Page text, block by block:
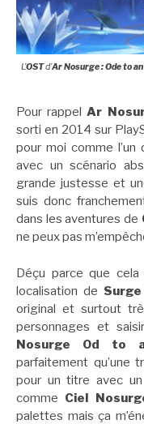
L’OSTd’Ar Nosurge : Ode to
Pour rappelAr
sorti en 2014 sur
pour moi comme
avec un scénario
grande justesse et
suis donc
dans les aventures de
ne peux pas
Déçu parce que
localisation de
original et surtout
personnages et
Nosurge Od to
parfaitement qu’une
pour un titre avec
comme Ciel
palettes mais ça